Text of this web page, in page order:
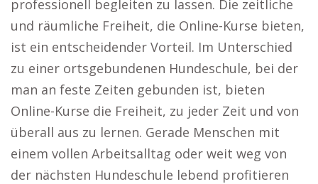
professionell begleiten zu lassen. Die zeitliche
und räumliche Freiheit, die Online-Kurse bieten,
ist ein entscheidender Vorteil. Im Unterschied
zu einer ortsgebundenen Hundeschule, bei der
man an feste Zeiten gebunden ist, bieten
Online-Kurse die Freiheit, zu jeder Zeit und von
überall aus zu lernen. Gerade Menschen mit
einem vollen Arbeitsalltag oder weit weg von
der nächsten Hundeschule lebend profitieren